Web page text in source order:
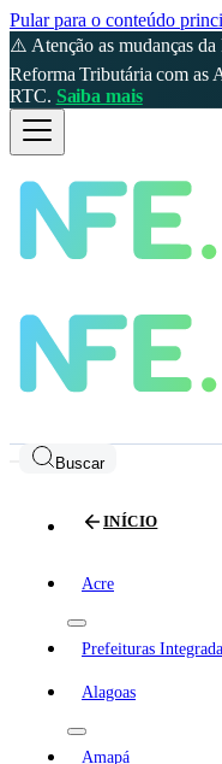
Pular para o conteúdo
⚠️ Atenção as mudanças
Reforma Tributária com as
RTC. Saiba mais
Buscar
INÍCIO
Acre
Prefeituras
Alagoas
Amapá